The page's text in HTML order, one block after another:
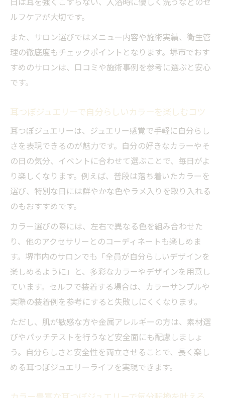
談
する工夫
気分転換におすすめの耳つぼジュエリー活
用術
態紹介
カラーによる耳つぼジュエリーの持ちの違
いを解説
耳つぼジュエリーの色落ちや耐久性のポイ
ント
ア方法
耳つぼジュエリーの持ちを良くする保管方
法の工夫
堺市で耳つぼジュエリーの相場と持ちを比較
堺市で耳つぼジュエリーの相場を徹底比較
耳つぼジュエリーのカラーと価格の関係性
を知る
サロン別の耳つぼジュエリー持ちの違いを
解説
日は耳を強くこすらない、入浴時に優しく洗うなどのセ
ルフケアが大切です。
また、サロン選びではメニュー内容や施術実績、衛生管
理の徹底度もチェックポイントとなります。堺市でおす
すめのサロンは、口コミや施術事例を参考に選ぶと安心
です。
耳つぼジュエリーで自分らしいカラーを楽しむコツ
耳つぼジュエリーは、ジュエリー感覚で手軽に自分らし
さを表現できるのが魅力です。自分の好きなカラーやそ
の日の気分、イベントに合わせて選ぶことで、毎日がよ
り楽しくなります。例えば、普段は落ち着いたカラーを
選び、特別な日には鮮やかな色やラメ入りを取り入れる
のもおすすめです。
カラー選びの際には、左右で異なる色を組み合わせた
り、他のアクセサリーとのコーディネートも楽しめま
す。堺市内のサロンでも「全員が自分らしいデザインを
楽しめるように」と、多彩なカラーやデザインを用意し
ています。セルフで装着する場合は、カラーサンプルや
実際の装着例を参考にすると失敗しにくくなります。
ただし、肌が敏感な方や金属アレルギーの方は、素材選
びやパッチテストを行うなど安全面にも配慮しましょ
う。自分らしさと安全性を両立させることで、長く楽し
める耳つぼジュエリーライフを実現できます。